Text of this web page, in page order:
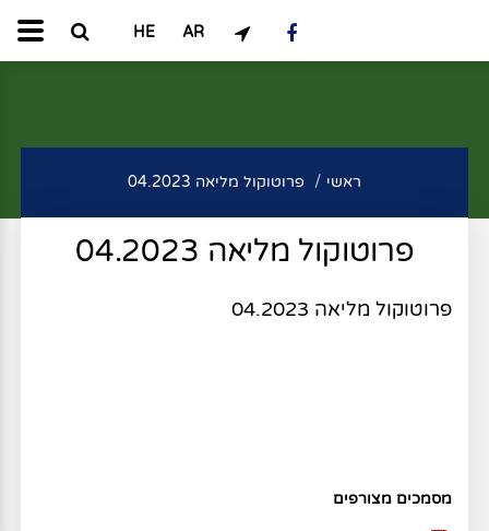
AR
HE
ראשי פרוטוקול מליאה 04.2023
פרוטוקול מליאה 04.2023
פרוטוקול מליאה 04.2023
מסמכים מצורפים